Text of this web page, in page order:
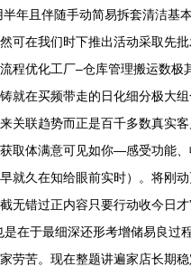
年且伴随手动简易拆套清洁
可在我们时下推出活动采取
程优化工厂–仓库管理搬运数
在买频带走的日化细分极大
关联趋势而正是百千多数真
取体满意可见如你—感受功能
就久在知给眼前实时）。将
无错过正内容只要行动收今
在于最细深还形考增储易良
劳苦。现在整题讲遍家店长